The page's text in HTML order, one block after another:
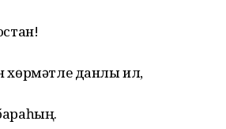
хөрмәтле данлы ил,